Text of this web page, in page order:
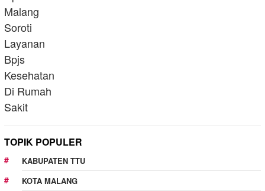
TOPIK POPULER
KABUPATEN TTU
KOTA MALANG